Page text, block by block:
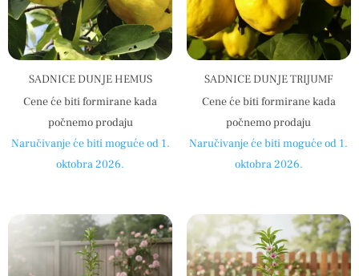
SADNICE DUNJE HEMUS
Cene će biti formirane kada
počnemo prodaju
Naručivanje će biti moguće od 1.
oktobra 2026.
SADNICE DUNJE TRIJUMF
Cene će biti formirane kada
počnemo prodaju
Naručivanje će biti moguće od 1.
oktobra 2026.